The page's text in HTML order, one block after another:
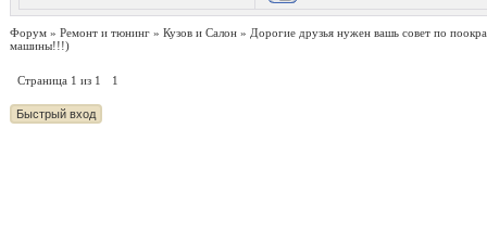
Форум » Ремонт и тюнинг » Кузов и Салон » Дорогие друзья нужен вашь совет по
машины!!!)
Страница 1 из 1 1